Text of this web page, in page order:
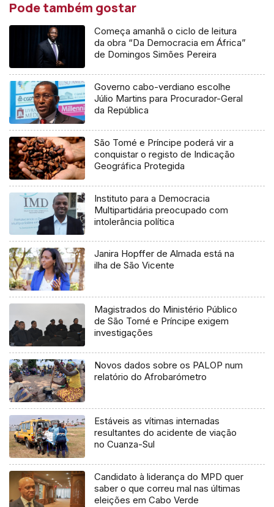
Pode também gostar
Começa amanhã o ciclo de leitura
da obra “Da Democracia em África”
de Domingos Simões Pereira
Governo cabo-verdiano escolhe
Júlio Martins para Procurador-Geral
da República
São Tomé e Príncipe poderá vir a
conquistar o registo de Indicação
Geográfica Protegida
Instituto para a Democracia
Multipartidária preocupado com
intolerância política
Janira Hopffer de Almada está na
ilha de São Vicente
Magistrados do Ministério Público
de São Tomé e Príncipe exigem
investigações
Novos dados sobre os PALOP num
relatório do Afrobarómetro
Estáveis as vítimas internadas
resultantes do acidente de viação
no Cuanza-Sul
Candidato à liderança do MPD quer
saber o que correu mal nas últimas
eleições em Cabo Verde